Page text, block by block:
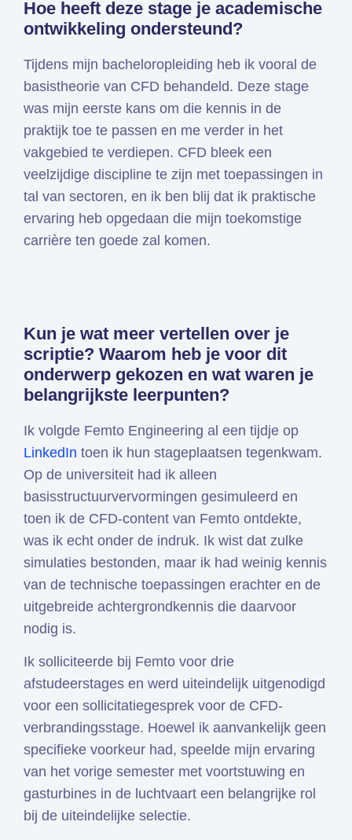
Hoe heeft deze stage je academische
ontwikkeling ondersteund?
Tijdens mijn bacheloropleiding heb ik vooral de
basistheorie van CFD behandeld. Deze stage
was mijn eerste kans om die kennis in de
praktijk toe te passen en me verder in het
vakgebied te verdiepen. CFD bleek een
veelzijdige discipline te zijn met toepassingen in
tal van sectoren, en ik ben blij dat ik praktische
ervaring heb opgedaan die mijn toekomstige
carrière ten goede zal komen.
Kun je wat meer vertellen over je
scriptie? Waarom heb je voor dit
onderwerp gekozen en wat waren je
belangrijkste leerpunten?
Ik volgde Femto Engineering al een tijdje op
LinkedIn toen ik hun stageplaatsen tegenkwam.
Op de universiteit had ik alleen
basisstructuurvervormingen gesimuleerd en
toen ik de CFD-content van Femto ontdekte,
was ik echt onder de indruk. Ik wist dat zulke
simulaties bestonden, maar ik had weinig kennis
van de technische toepassingen erachter en de
uitgebreide achtergrondkennis die daarvoor
nodig is.
Ik solliciteerde bij Femto voor drie
afstudeerstages en werd uiteindelijk uitgenodigd
voor een sollicitatiegesprek voor de CFD-
verbrandingsstage. Hoewel ik aanvankelijk geen
specifieke voorkeur had, speelde mijn ervaring
van het vorige semester met voortstuwing en
gasturbines in de luchtvaart een belangrijke rol
bij de uiteindelijke selectie.